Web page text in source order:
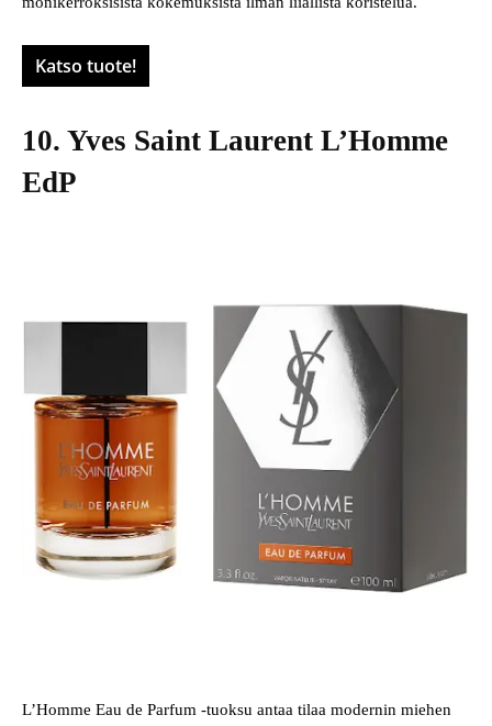
Katso tuote!
10. Yves Saint Laurent L’Homme
EdP
L’Homme Eau de Parfum -tuoksu antaa tilaa modernin miehen